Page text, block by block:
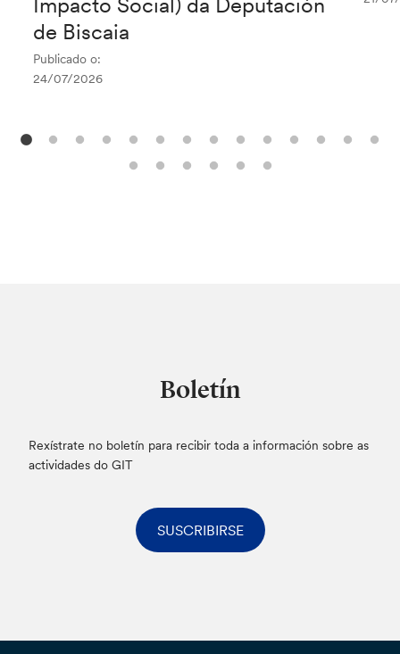
de Biscaia
Publicado o:
24/07/2026
Boletín
Rexístrate no boletín para recibir toda a información sobre as
actividades do GIT
SUSCRIBIRSE